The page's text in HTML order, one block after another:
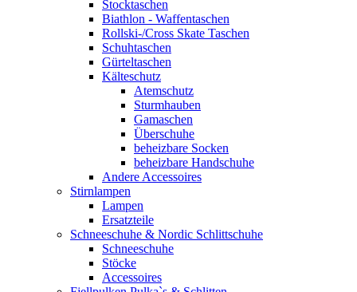
Stocktaschen
Biathlon - Waffentaschen
Rollski-/Cross Skate Taschen
Schuhtaschen
Gürteltaschen
Kälteschutz
Atemschutz
Sturmhauben
Gamaschen
Überschuhe
beheizbare Socken
beheizbare Handschuhe
Andere Accessoires
Stirnlampen
Lampen
Ersatzteile
Schneeschuhe & Nordic Schlittschuhe
Schneeschuhe
Stöcke
Accessoires